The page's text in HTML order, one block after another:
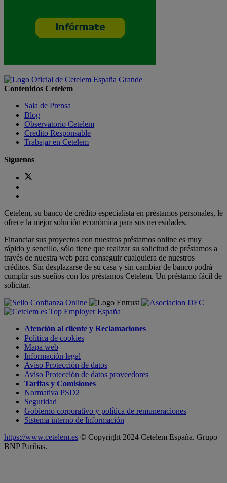
Contenidos Cetelem
Sala de Prensa
Blog
Observatorio Cetelem
Credito Responsable
Trabajar en Cetelem
Síguenos
Cetelem, su banco de crédito especialista en préstamos personales, le
ofrece la mejor solución económica para sus necesidades.
Financiar sus proyectos con nuestros préstamos online es muy
rápido y sencillo, sólo tiene que realizar su solicitud de préstamos a
través de nuestra web para conseguir cualquiera de nuestros
créditos. Sin desplazarse de su casa y sin cambiar de banco podrá
cumplir sus sueños con los préstamos Cetelem. Un préstamo fácil de
solicitar.
Atención al cliente y Reclamaciones
Política de cookies
Mapa web
Información legal
Aviso Protección de datos
Aviso Protección de datos proveedores
Tarifas y Comisiones
Normativa PSD2
Seguridad
Gobierno corporativo y política de remuneraciones
Sistema interno de Información
https://www.cetelem.es © Copyright 2024 Cetelem España. Grupo
BNP Paribas.